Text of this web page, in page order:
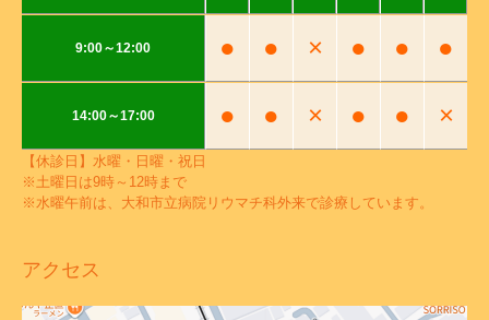
9:00～12:00 ● ● × ● ● ●
14:00～17:00 ● ● × ● ● ×
【休診日】水曜・日曜・祝日
※土曜日は9時～12時まで
※水曜午前は、大和市立病院リウマチ科外来で診療しています。
アクセス